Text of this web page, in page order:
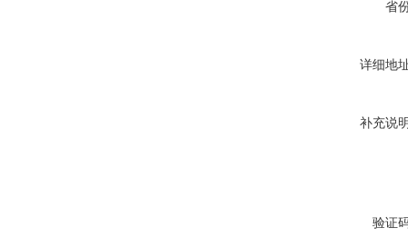
省
详细地
补充说
验证